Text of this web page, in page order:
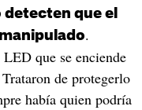
que el
.
que se enciende
de protegerlo
había quien podría